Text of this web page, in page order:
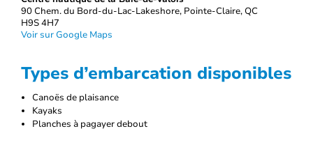
90 Chem. du Bord-du-Lac-Lakeshore, Pointe-Claire, QC
H9S 4H7
Voir sur Google Maps
Types d’embarcation disponibles
Canoës de plaisance
Kayaks
Planches à pagayer debout